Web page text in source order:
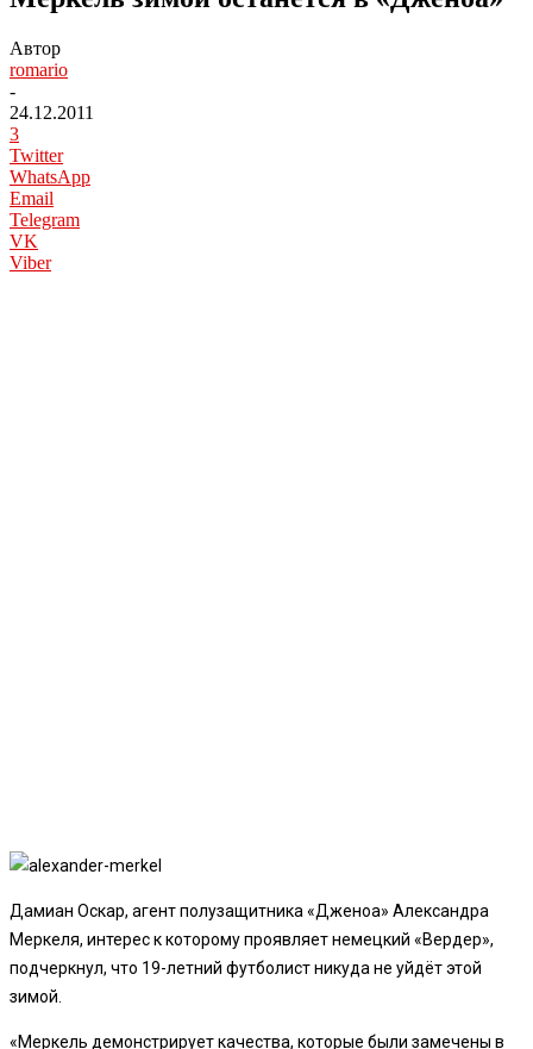
Автор
romario
-
24.12.2011
3
Twitter
WhatsApp
Email
Telegram
VK
Viber
Дамиан Оскар, агент полузащитника «Дженоа» Александра
Меркеля, интерес к которому проявляет немецкий «Вердер»,
подчеркнул, что 19-летний футболист никуда не уйдёт этой
зимой.
«Меркель демонстрирует качества, которые были замечены в